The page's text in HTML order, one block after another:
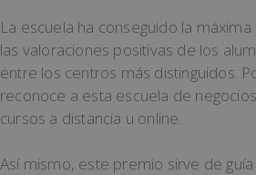
La escuela ha conseguido la
las valoraciones positivas de los
entre los centros más distinguidos.
reconoce a esta escuela de
cursos a distancia u online.
Así mismo, este premio sirve de